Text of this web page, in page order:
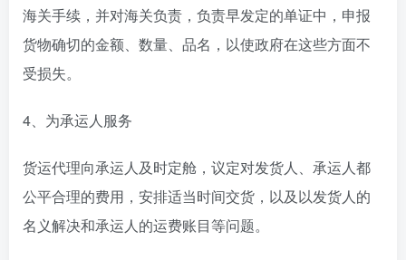
海关手续，并对海关负责，负责早发定的单证中，申报
货物确切的金额、数量、品名，以使政府在这些方面不
受损失。
4、为承运人服务
货运代理向承运人及时定舱，议定对发货人、承运人都
公平合理的费用，安排适当时间交货，以及以发货人的
名义解决和承运人的运费账目等问题。